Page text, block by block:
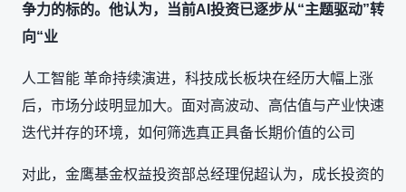
争力的标的。他认为，当前AI投资已逐步从“主题驱动”转
向“业
人工智能 革命持续演进，科技成长板块在经历大幅上涨
后，市场分歧明显加大。面对高波动、高估值与产业快速
迭代并存的环境，如何筛选真正具备长期价值的公司
对此，金鹰基金权益投资部总经理倪超认为，成长投资的